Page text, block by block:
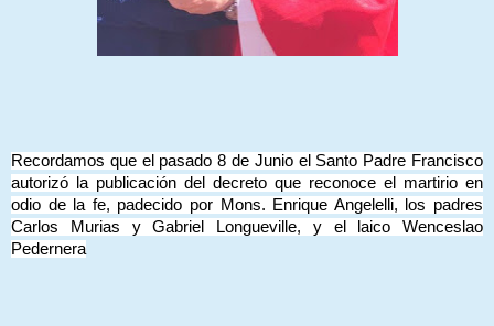
Recordamos que el pasado 8 de Junio el Santo Padre Francisco
autorizó la publicación del decreto que reconoce el martirio en
odio de la fe, padecido por Mons. Enrique Angelelli, los padres
Carlos Murias y Gabriel Longueville, y el laico Wenceslao
Pedernera